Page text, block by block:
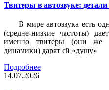
Твитеры в автозвуке:
В мире автозвука есть
(средне-низкие частоты)
именно твитеры (они же
динамики) дарят ей «душу»
Подробнее
14.07.2026